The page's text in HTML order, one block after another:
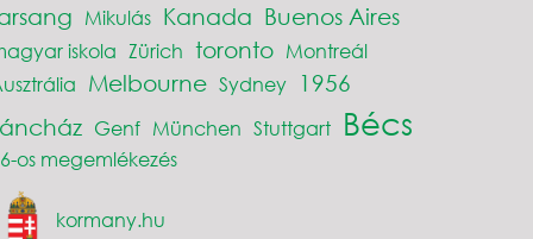
Mikulás Kanada Buenos Aires
iskola Zürich toronto Montreál
Melbourne Sydney
1956
Genf München Stuttgart Bécs
os megemlékezés
kormany.hu